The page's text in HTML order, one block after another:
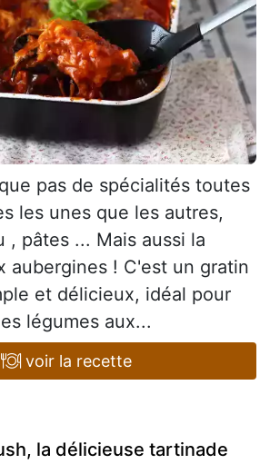
pas de spécialités toutes
les unes que les autres,
, pâtes ... Mais aussi la
aubergines ! C'est un gratin
et délicieux, idéal pour
légumes aux...
voir la recette
la délicieuse tartinade